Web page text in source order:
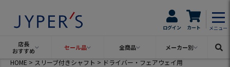
ログイン カート メニュー
店長
おすすめ
セール品 全商品 メーカー別
HOME スリーブ付きシャフト ドライバー・フェアウェイ用